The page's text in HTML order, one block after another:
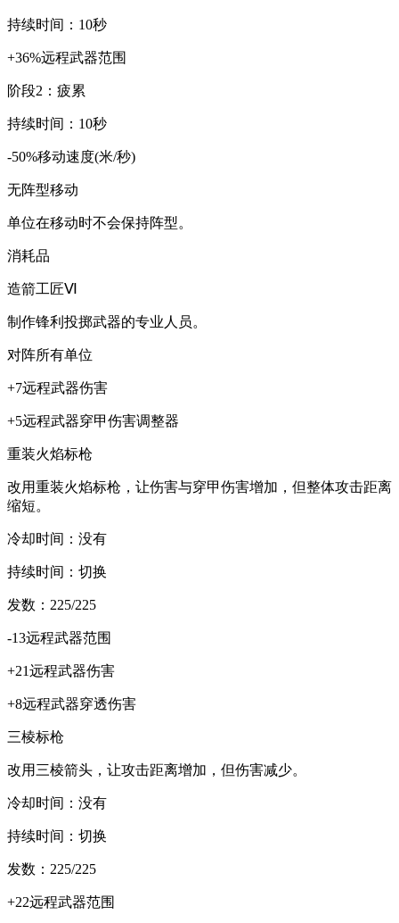
持续时间：10秒
+36%远程武器范围
阶段2：疲累
持续时间：10秒
-50%移动速度(米/秒)
无阵型移动
单位在移动时不会保持阵型。
消耗品
造箭工匠Ⅵ
制作锋利投掷武器的专业人员。
对阵所有单位
+7远程武器伤害
+5远程武器穿甲伤害调整器
重装火焰标枪
改用重装火焰标枪，让伤害与穿甲伤害增加，但整体攻击距离
缩短。
冷却时间：没有
持续时间：切换
发数：225/225
-13远程武器范围
+21远程武器伤害
+8远程武器穿透伤害
三棱标枪
改用三棱箭头，让攻击距离增加，但伤害减少。
冷却时间：没有
持续时间：切换
发数：225/225
+22远程武器范围